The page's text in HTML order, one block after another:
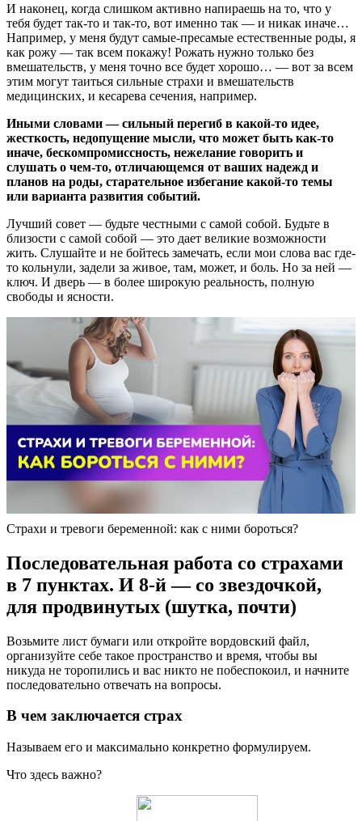
И наконец, когда слишком активно напираешь на то, что у
тебя будет так-то и так-то, вот именно так — и никак иначе…
Например, у меня будут самые-пресамые естественные роды, я
как рожу — так всем покажу! Рожать нужно только без
вмешательств, у меня точно все будет хорошо… — вот за всем
этим могут таиться сильные страхи и вмешательств
медицинских, и кесарева сечения, например.
Иными словами — сильный перегиб в какой-то идее,
жесткость, недопущение мысли, что может быть как-то
иначе, бескомпромиссность, нежелание говорить и
слушать о чем-то, отличающемся от ваших надежд и
планов на роды, старательное избегание какой-то темы
или варианта развития событий.
Лучший совет — будьте честными с самой собой. Будьте в
близости с самой собой — это дает великие возможности
жить. Слушайте и не бойтесь замечать, если мои слова вас где-
то кольнули, задели за живое, там, может, и боль. Но за ней —
ключ. И дверь — в более широкую реальность, полную
свободы и ясности.
Страхи и тревоги беременной: как с ними бороться?
Последовательная работа со страхами
в 7 пунктах. И 8-й — со звездочкой,
для продвинутых (шутка, почти)
Возьмите лист бумаги или откройте вордовский файл,
организуйте себе такое пространство и время, чтобы вы
никуда не торопились и вас никто не побеспокоил, и начните
последовательно отвечать на вопросы.
В чем заключается страх
Называем его и максимально конкретно формулируем.
Что здесь важно?